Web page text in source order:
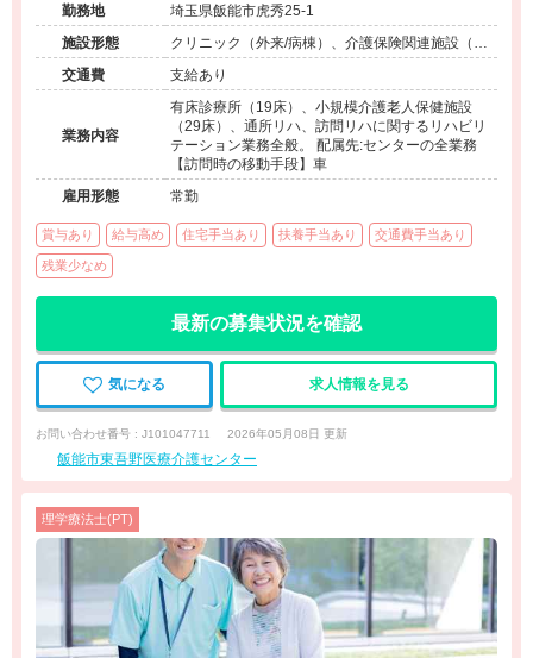
勤務地
埼玉県飯能市虎秀25-1
施設形態
クリニック（外来/病棟）、介護保険関連施設（デ
イケア/介護老人保健施設/訪問看護・リハ）
交通費 支給あり
業務内容
有床診療所（19床）、小規模介護老人保健施設
（29床）、通所リハ、訪問リハに関するリハビリ
テーション業務全般。 配属先:センターの全業務
【訪問時の移動手段】車
雇用形態
常勤
賞与あり 給与高め 住宅手当あり 扶養手当あり 交通費手当あり
残業少なめ
最新の募集状況を確認
気になる 求人情報を見る
お問い合わせ番号 : J101047711 2026年05月08日 更新
飯能市東吾野医療介護センター
理学療法士(PT)